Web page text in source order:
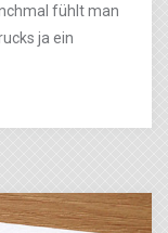
fühlt man
ja ein